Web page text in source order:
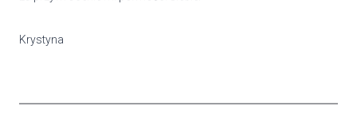
Krystyna